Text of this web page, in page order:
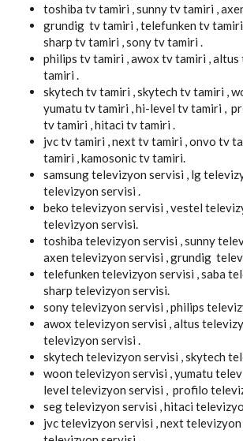
toshiba tv tamiri , sunny tv tamiri ,
grundig tv tamiri , telefunken tv tamiri
sharp tv tamiri , sony tv tamiri .
philips tv tamiri , awox tv tamiri ,
tamiri .
skytech tv tamiri , skytech tv tamiri ,
yumatu tv tamiri , hi-level tv tamiri ,
tv tamiri , hitaci tv tamiri .
jvc tv tamiri , next tv tamiri , onvo tv
tamiri , kamosonic tv tamiri.
samsung televizyon servisi , lg
televizyon servisi .
beko televizyon servisi , vestel
televizyon servisi.
toshiba televizyon servisi , sunny
axen televizyon servisi , grundig
telefunken televizyon servisi , saba
sharp televizyon servisi.
sony televizyon servisi , philips
awox televizyon servisi , altus
televizyon servisi .
skytech televizyon servisi , skytech
woon televizyon servisi , yumatu
level televizyon servisi , profilo
seg televizyon servisi , hitaci
jvc televizyon servisi , next